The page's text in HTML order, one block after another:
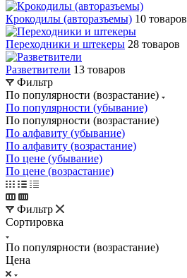
Крокодилы (авторазъемы) 10 товаров
Переходники и штекеры 28 товаров
Разветвители 13 товаров
Фильтр
По популярности (возрастание)
По популярности (убывание)
По популярности (возрастание)
По алфавиту (убывание)
По алфавиту (возрастание)
По цене (убывание)
По цене (возрастание)
Фильтр
Сортировка
По популярности (возрастание)
Цена